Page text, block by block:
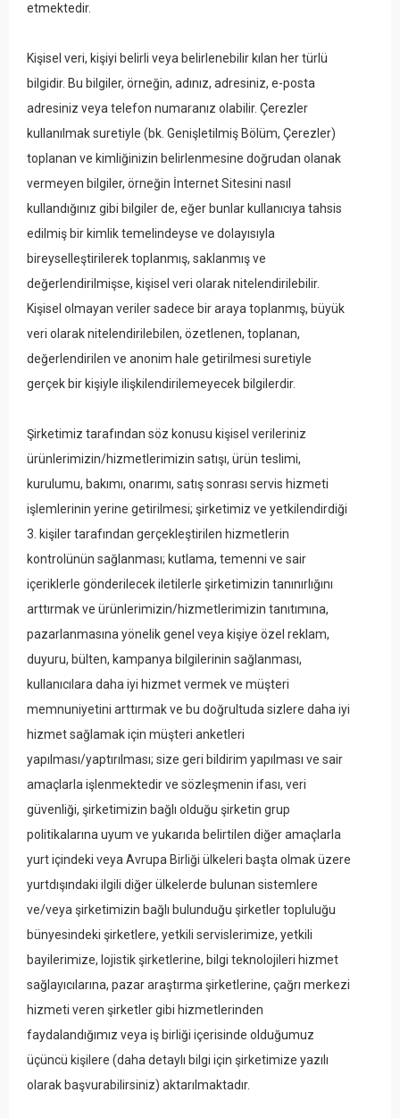
etmektedir.
Kişisel veri, kişiyi belirli veya belirlenebilir kılan her türlü
bilgidir. Bu bilgiler, örneğin, adınız, adresiniz, e-posta
adresiniz veya telefon numaranız olabilir. Çerezler
kullanılmak suretiyle (bk. Genişletilmiş Bölüm, Çerezler)
toplanan ve kimliğinizin belirlenmesine doğrudan olanak
vermeyen bilgiler, örneğin İnternet Sitesini nasıl
kullandığınız gibi bilgiler de, eğer bunlar kullanıcıya tahsis
edilmiş bir kimlik temelindeyse ve dolayısıyla
bireyselleştirilerek toplanmış, saklanmış ve
değerlendirilmişse, kişisel veri olarak nitelendirilebilir.
Kişisel olmayan veriler sadece bir araya toplanmış, büyük
veri olarak nitelendirilebilen, özetlenen, toplanan,
değerlendirilen ve anonim hale getirilmesi suretiyle
gerçek bir kişiyle ilişkilendirilemeyecek bilgilerdir.
Şirketimiz tarafından söz konusu kişisel verileriniz
ürünlerimizin/hizmetlerimizin satışı, ürün teslimi,
kurulumu, bakımı, onarımı, satış sonrası servis hizmeti
işlemlerinin yerine getirilmesi; şirketimiz ve yetkilendirdiği
3. kişiler tarafından gerçekleştirilen hizmetlerin
kontrolünün sağlanması; kutlama, temenni ve sair
içeriklerle gönderilecek iletilerle şirketimizin tanınırlığını
arttırmak ve ürünlerimizin/hizmetlerimizin tanıtımına,
pazarlanmasına yönelik genel veya kişiye özel reklam,
duyuru, bülten, kampanya bilgilerinin sağlanması,
kullanıcılara daha iyi hizmet vermek ve müşteri
memnuniyetini arttırmak ve bu doğrultuda sizlere daha iyi
hizmet sağlamak için müşteri anketleri
yapılması/yaptırılması; size geri bildirim yapılması ve sair
amaçlarla işlenmektedir ve sözleşmenin ifası, veri
güvenliği, şirketimizin bağlı olduğu şirketin grup
politikalarına uyum ve yukarıda belirtilen diğer amaçlarla
yurt içindeki veya Avrupa Birliği ülkeleri başta olmak üzere
yurtdışındaki ilgili diğer ülkelerde bulunan sistemlere
ve/veya şirketimizin bağlı bulunduğu şirketler topluluğu
bünyesindeki şirketlere, yetkili servislerimize, yetkili
bayilerimize, lojistik şirketlerine, bilgi teknolojileri hizmet
sağlayıcılarına, pazar araştırma şirketlerine, çağrı merkezi
hizmeti veren şirketler gibi hizmetlerinden
faydalandığımız veya iş birliği içerisinde olduğumuz
üçüncü kişilere (daha detaylı bilgi için şirketimize yazılı
olarak başvurabilirsiniz) aktarılmaktadır.